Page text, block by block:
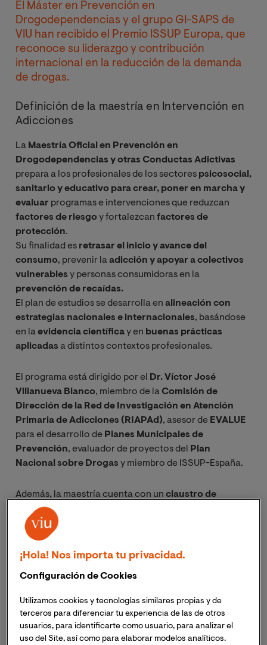
El Máster en Prevención en
Drogodependencias y el grupo GI-SAPS de
VIU han recibido el Premio ISSUP Europa, que
reconoce su liderazgo y contribución
internacional en la reducción de la demanda
de drogas.
Definición de la maestría en Intervención en
Adicciones
La Maestría Oficial en Prevención en
Drogodependencias y otras Conductas Adictivas
prepara a los profesionales de los sectores psicosocial,
sanitario y educativo para crear, poner en marcha y
evaluar programas e intervenciones que reduzcan
factores de riesgo y fortalezcan factores de
protección.
Su finalidad es retrasar el inicio y avance del
consumo, prevenir laadicción y apoyar a colectivos
vulnerables y personas consumidoras en la
prevención de recaídas.
El plan de estudios se desarrolla en alineación con
estrategias nacionales e internacionales, basándose
en laevidencia científicay en buenas prácticas
aplicadas a distintos contextos profesionales.
El programa está dirigido por el
Dr. Víctor José
Villanueva Blanco, miembro de la Comisión de
Dirección de la Red de Investigación en Atención
Primaria de Adicciones (RIAPAd), asesor de EVALUE
para el desarrollo de Planes Municipales de
Prevención, evaluador de proyectos del
Plan
Nacional sobre Drogas y miembro de ISSUP-España.
Además, la maestría cuenta con un claustro de
expertos e investigadores
instituciones como el
Drogas y Adicciones y el Instituto Europeo de
Estudios de Prevención.
Da un paso adelante en tu desarrollo profesional
la1ª Universidad Online en Ciencias de la Salud*.
de24.000 especialistas del áreaya confiaron en
nosotros para su formación.
¡Hola! Nos importa tu privacidad.
Configuración de Cookies
Utilizamos cookies y tecnologías similares propias y de
terceros para diferenciar tu experiencia de las de otros
usuarios, para identificarte como usuario, para analizar el
uso del Site, así como para elaborar modelos analíticos.